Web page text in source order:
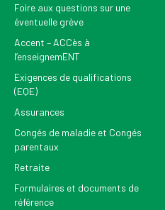
Foire aux questions sur une
éventuelle grève
Accent – ACCès à
l’enseignemENT
Exigences de qualifications
(EQE)
Assurances
Congés de maladie et Congés
parentaux
Retraite
Formulaires et documents de
référence